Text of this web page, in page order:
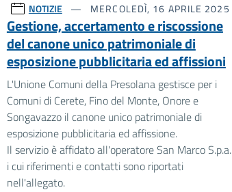
NOTIZIE MERCOLEDÌ, 16 APRILE 2025
Gestione, accertamento e riscossione
del canone unico patrimoniale di
esposizione pubblicitaria ed affissioni
L'Unione Comuni della Presolana gestisce per i
Comuni di Cerete, Fino del Monte, Onore e
Songavazzo il canone unico patrimoniale di
esposizione pubblicitaria ed affissione.
Il servizio è affidato all'operatore San Marco S.p.a.
i cui riferimenti e contatti sono riportati
nell'allegato.